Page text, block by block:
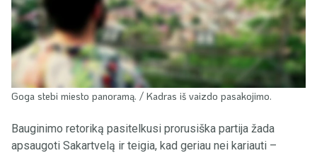
Goga stebi miesto panoramą. / Kadras iš vaizdo pasakojimo.
Bauginimo retoriką pasitelkusi prorusiška partija žada
apsaugoti Sakartvelą ir teigia, kad geriau nei kariauti –